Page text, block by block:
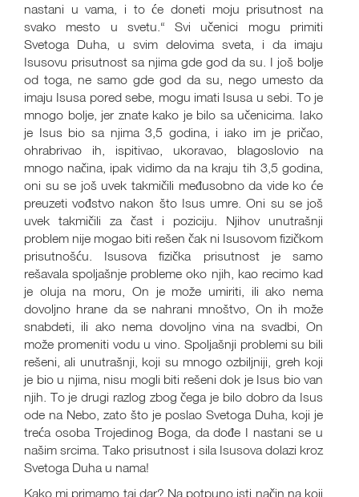
nastani u vama, i to će doneti moju prisutnost na
svako mesto u svetu.“ Svi učenici mogu primiti
Svetoga Duha, u svim delovima sveta, i da imaju
Isusovu prisutnost sa njima gde god da su. I još bolje
od toga, ne samo gde god da su, nego umesto da
imaju Isusa pored sebe, mogu imati Isusa u sebi. To je
mnogo bolje, jer znate kako je bilo sa učenicima. Iako
je Isus bio sa njima 3,5 godina, i iako im je pričao,
ohrabrivao ih, ispitivao, ukoravao, blagoslovio na
mnogo načina, ipak vidimo da na kraju tih 3,5 godina,
oni su se još uvek takmičili međusobno da vide ko će
preuzeti vođstvo nakon što Isus umre. Oni su se još
uvek takmičili za čast i poziciju. Njihov unutrašnji
problem nije mogao biti rešen čak ni Isusovom fizičkom
prisutnošću. Isusova fizička prisutnost je samo
rešavala spoljašnje probleme oko njih, kao recimo kad
je oluja na moru, On je može umiriti, ili ako nema
dovoljno hrane da se nahrani mnoštvo, On ih može
snabdeti, ili ako nema dovoljno vina na svadbi, On
može promeniti vodu u vino. Spoljašnji problemi su bili
rešeni, ali unutrašnji, koji su mnogo ozbiljniji, greh koji
je bio u njima, nisu mogli biti rešeni dok je Isus bio van
njih. To je drugi razlog zbog čega je bilo dobro da Isus
ode na Nebo, zato što je poslao Svetoga Duha, koji je
treća osoba Trojedinog Boga, da dođe I nastani se u
našim srcima. Tako prisutnost i sila Isusova dolazi kroz
Svetoga Duha u nama!
Kako mi primamo taj dar? Na potpuno isti način na koji